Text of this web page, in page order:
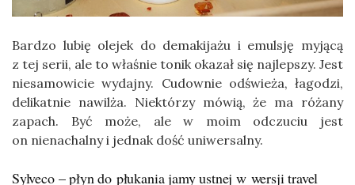
Bardzo lubię olejek do demakijażu i emulsję myjącą
z tej serii, ale to właśnie tonik okazał się najlepszy. Jest
niesamowicie wydajny. Cudownie odświeża, łagodzi,
delikatnie nawilża. Niektórzy mówią, że ma różany
zapach. Być może, ale w moim odczuciu jest
on nienachalny i jednak dość uniwersalny.
Sylveco – płyn do płukania jamy ustnej w wersji travel